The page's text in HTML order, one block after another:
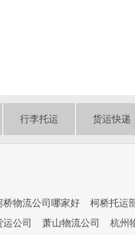
行李托运 货运快递
桥物流公司哪家好 柯桥托运
公司
萧山物流公司 杭州